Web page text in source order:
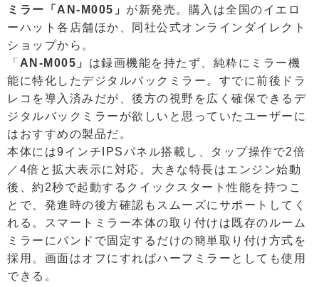
ミラー「AN-M005」 が新発売。購入は全国のイエロ
ーハット各店舗ほか、同社公式オンラインダイレクト
ショップから。
「 AN-M005」 は録画機能を持たず、純粋にミラー機
能に特化したデジタルバックミラー。すでに前後ドラ
レコを導入済みだが、後方の視野を広く確保できるデ
ジタルバックミラーが欲しいと思っていたユーザーに
はおすすめの製品だ。
本体には9インチIPSパネル搭載し、タップ操作で2倍
／4倍と拡大表示に対応。大きな特長はエンジン始動
後、約2秒で起動するクイックスタート性能を持つこ
とで、発進時の後方確認もスムーズにサポートしてく
れる。スマートミラー本体の取り付けは既存のルーム
ミラーにバンドで固定するだけの簡単取り付け方式を
採用。画面はオフにすればハーフミラーとしても使用
できる。